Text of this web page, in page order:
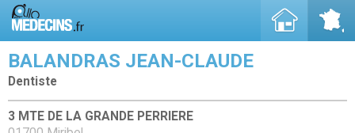
BALANDRAS JEAN-CLAUDE
Dentiste
3 MTE DE LA GRANDE PERRIERE